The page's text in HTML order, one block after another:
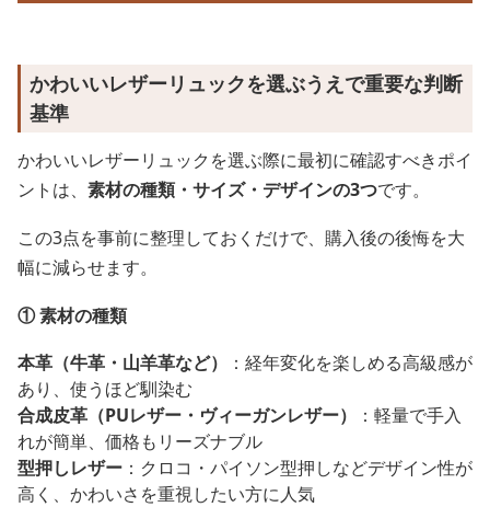
かわいいレザーリュックを選ぶうえで重要な判断
基準
かわいいレザーリュックを選ぶ際に最初に確認すべきポイ
ントは、 素材の種類・サイズ・デザインの3つです。
この3点を事前に整理しておくだけで、購入後の後悔を大
幅に減らせます。
① 素材の種類
本革（牛革・山羊革など）
：経年変化を楽しめる高級感が
あり、使うほど馴染む
合成皮革（PUレザー・ヴィーガンレザー）
：軽量で手入
れが簡単、価格もリーズナブル
型押しレザー ：クロコ・パイソン型押しなどデザイン性が
高く、かわいさを重視したい方に人気